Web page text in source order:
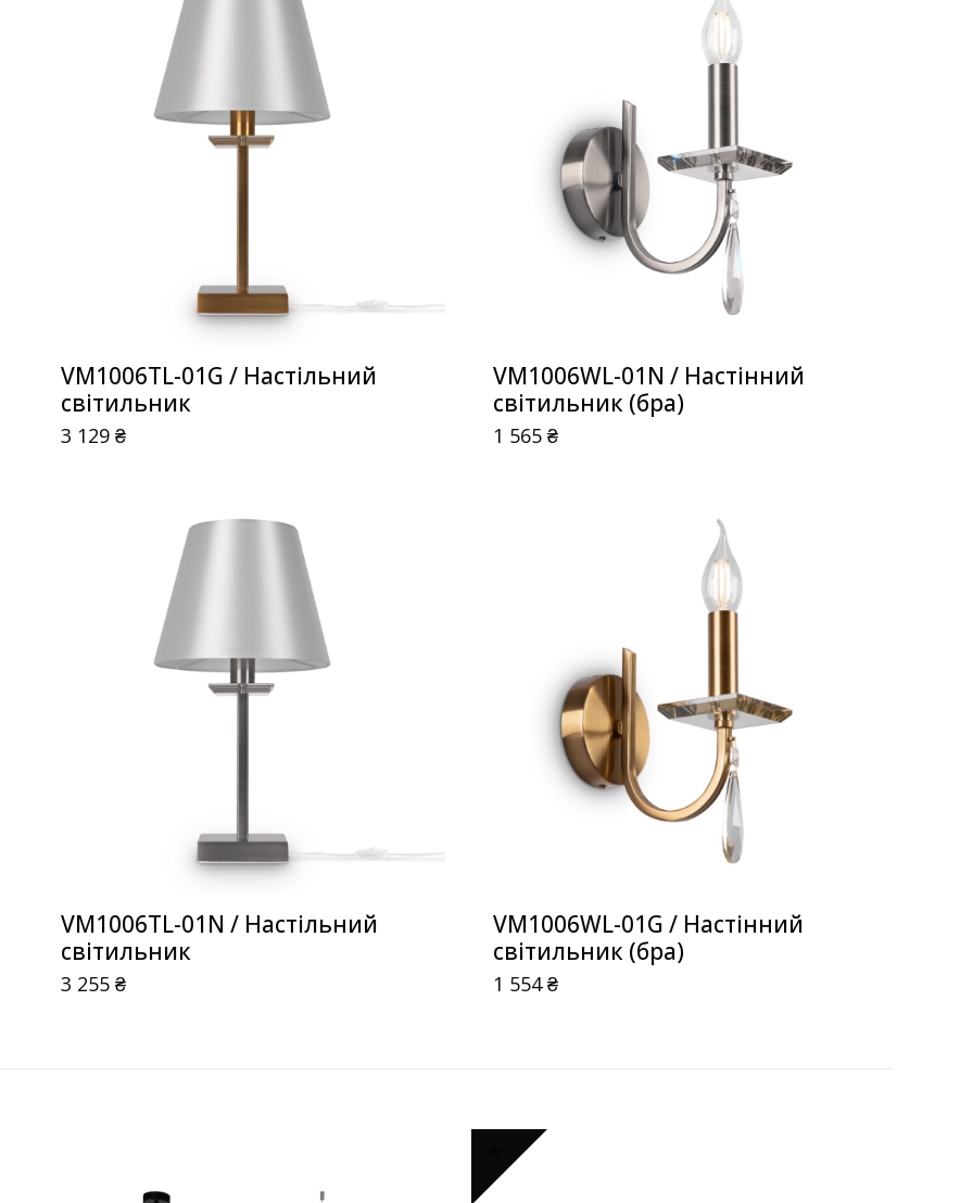
VM1006TL-01G / Настільний
світильник
3 129₴
VM1006WL-01N / Настінний
світильник (бра)
1 565₴
VM1006TL-01N / Настільний
світильник
3 255₴
VM1006WL-01G / Настінний
світильник (бра)
1 554₴